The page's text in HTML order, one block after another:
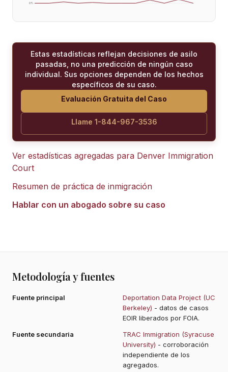
0%
Estas estadísticas reflejan decisiones de asilo
pasadas, no una predicción de ningún caso
individual. Sus opciones dependen de los hechos
específicos de su caso.
Evaluación Gratuita del Caso
Llame 1-844-967-3536
Ver estadísticas agregadas para Denver Immigration
Court
Resumen de práctica de inmigración
Hablar con un abogado sobre su caso
Metodología y fuentes
Fuente principal
Deportation Data Project (UC
Berkeley) - datos de casos
EOIR liberados por FOIA.
Fuente secundaria
TRAC Immigration (Syracuse
University) - corroboración
independiente de los
agregados.